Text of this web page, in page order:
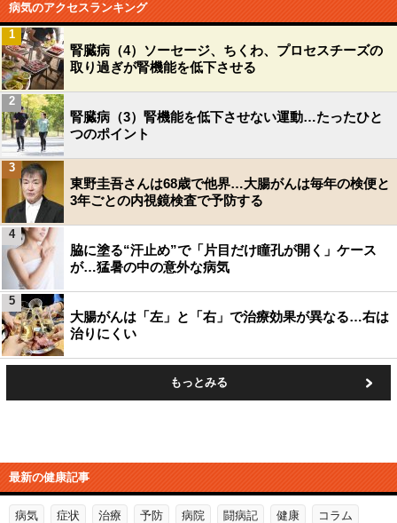
病気のアクセスランキング
腎臓病（4）ソーセージ、ちくわ、プロセスチーズの
取り過ぎが腎機能を低下させる
1
腎臓病（3）腎機能を低下させない運動…たったひと
つのポイント
2
東野圭吾さんは68歳で他界…大腸がんは毎年の検便と
3年ごとの内視鏡検査で予防する
3
脇に塗る“汗止め”で「片目だけ瞳孔が開く」ケース
が…猛暑の中の意外な病気
4
大腸がんは「左」と「右」で治療効果が異なる…右は
治りにくい
5
もっとみる
最新の健康記事
病気 症状 治療 予防 病院 闘病記 健康 コラム